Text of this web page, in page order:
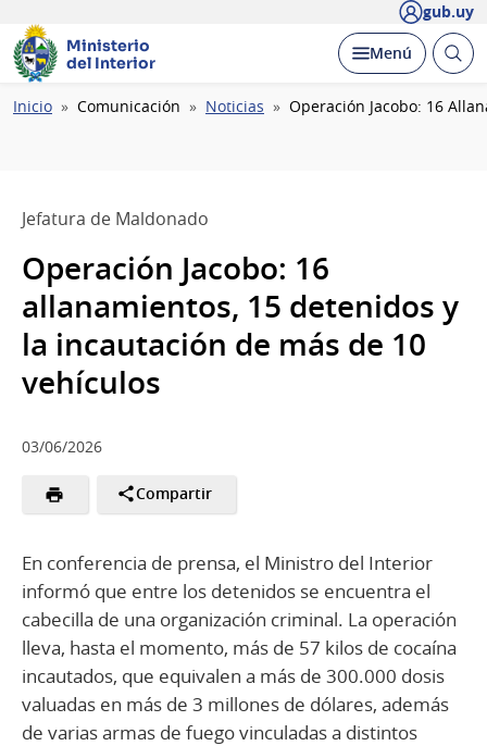
gub.uy
Ministerio
del Interior
Desplegar
Menú Abrir
Ruta
Inicio Comunicación Noticias Operación Jacobo: 16
Jefatura de Maldonado
Operación Jacobo: 16
allanamientos, 15 detenidos y
la incautación de más de 10
vehículos
03/06/2026
Compartir
En conferencia de prensa, el Ministro del Interior
informó que entre los detenidos se encuentra el
cabecilla de una organización criminal. La operación
lleva, hasta el momento, más de 57 kilos de cocaína
incautados, que equivalen a más de 300.000 dosis
valuadas en más de 3 millones de dólares, además
de varias armas de fuego vinculadas a distintos